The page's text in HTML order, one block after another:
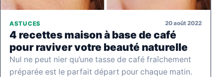
ASTUCES 20 août 2022
4 recettes maison à base de café
pour raviver votre beauté naturelle
Nul ne peut nier qu’une tasse de café fraîchement
préparée est le parfait départ pour chaque matin.